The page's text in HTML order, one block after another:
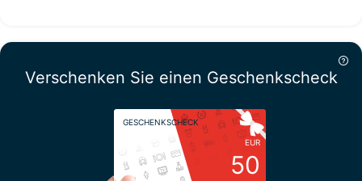
Verschenken Sie einen Geschenkscheck
GESCHENKSCHECK
EUR
50